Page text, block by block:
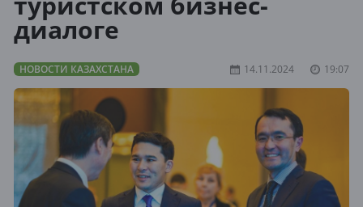
диалоге
НОВОСТИ КАЗАХСТАНА 14.11.2024 19:07